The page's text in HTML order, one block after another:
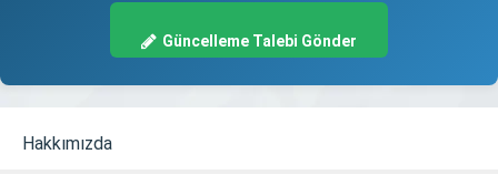
Güncelleme Talebi Gönder
Hakkımızda